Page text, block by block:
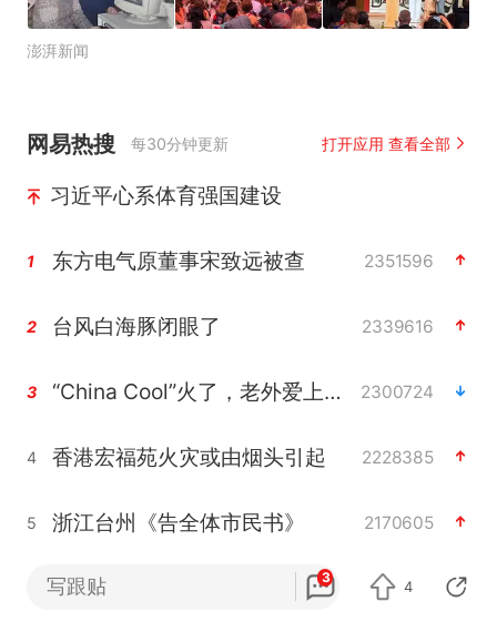
澎湃新闻
网易热搜 每30分钟更新 打开应用 查看全部
习近平心系体育强国建设
1 东方电气原董事宋致远被查 2351596
2 台风白海豚闭眼了 2339616
3 “China Cool”火了，老外爱上中国避暑游 2300724
4 香港宏福苑火灾或由烟头引起 2228385
5 浙江台州《告全体市民书》 2170605
2135298
写跟贴 3
4